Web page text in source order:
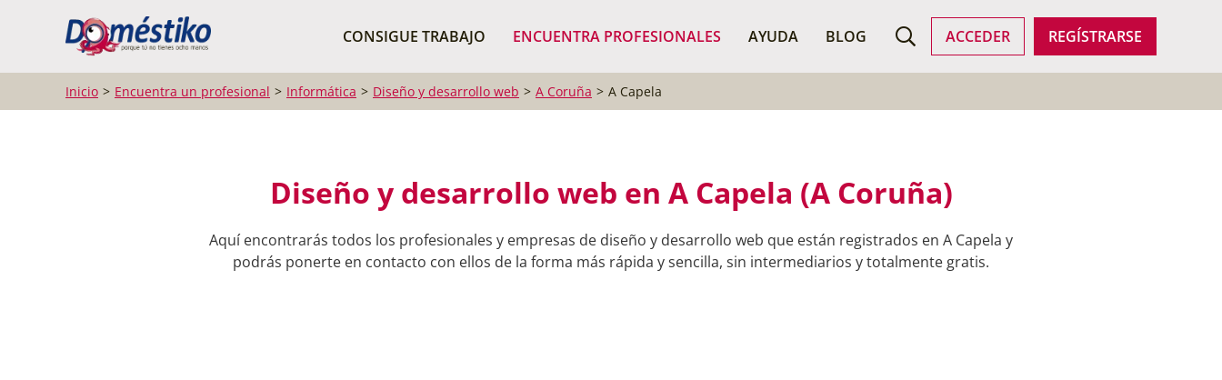
CONSIGUE TRABAJO ENCUENTRA PROFESIONALES AYUDA BLOG ACCEDER REGÍSTRARSE
BUSCAR PROFESIONALES
Inicio Encuentra un profesional Informática Diseño y desarrollo web A Coruña A Capela
Diseño y desarrollo web en A Capela (A Coruña)
Aquí encontrarás todos los profesionales y empresas de diseño y desarrollo web que están registrados en A Capela y
podrás ponerte en contacto con ellos de la forma más rápida y sencilla, sin intermediarios y totalmente gratis.